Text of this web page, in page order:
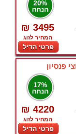
20%
הנחה
₪ 3495
המחיר לזוג
פרטי הדיל
17%
הנחה
₪ 4220
המחיר לזוג
פרטי הדיל